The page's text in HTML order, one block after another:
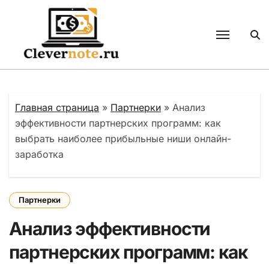
содержанию
Главная страница » Партнерки » Анализ
эффективности партнерских программ: как
выбрать наиболее прибыльные ниши онлайн-
заработка
Партнерки
Анализ эффективности
партнерских программ: как